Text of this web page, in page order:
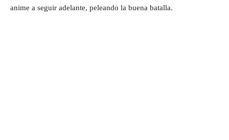
anime a seguir adelante, peleando la buena batalla.